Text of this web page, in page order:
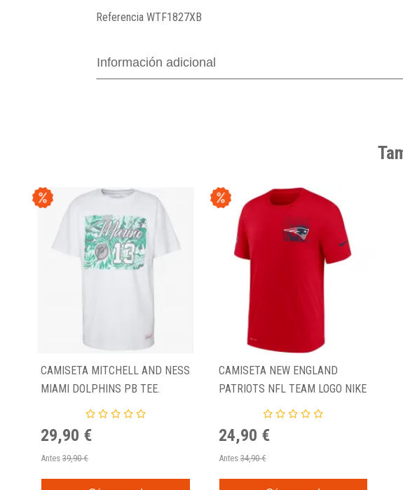
Referencia WTF1827XB
Información adicional
CAMISETA MITCHELL AND NESS
MIAMI DOLPHINS PB TEE.
29,90 €
Antes 39,90 €
CAMISETA NEW ENGLAND
PATRIOTS NFL TEAM LOGO NIKE
24,90 €
Antes 34,90 €